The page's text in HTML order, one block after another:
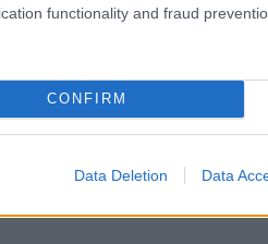
functionality and fraud
CONFIRM
Data Deletion Data